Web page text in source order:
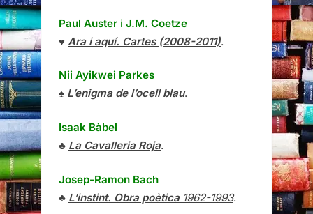
Paul Auster i J.M. Coetze
♥ Ara i aquí. Cartes (2008-2011).
Nii Ayikwei Parkes
♠ L’enigma de l’ocell blau.
Isaak Bàbel
♣ La Cavalleria Roja.
Josep-Ramon Bach
♣ L’instint. Obra poètica1962-1993.